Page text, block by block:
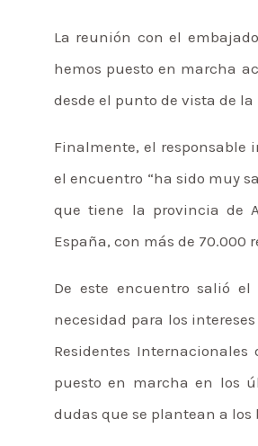
La reunión con el
hemos puesto en marcha
desde el punto de vista de
Finalmente, el responsable
el encuentro “ha sido muy
que tiene la provincia de
España, con más de 70.000
De este encuentro salió
necesidad para los
Residentes
puesto en marcha en los
dudas que se plantean a